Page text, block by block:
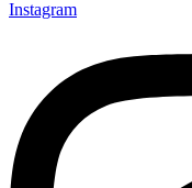
Instagram